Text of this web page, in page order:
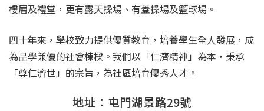
樓層及禮堂，更有露天操場、有蓋操場及籃球場。
四十年來，學校致力提供優質教育，培養學生全人發展，成
為品學兼優的社會棟樑。我們以「仁濟精神」為本，秉承
「尊仁濟世」的宗旨，為社區培育優秀人才。
地址：屯門湖景路29號